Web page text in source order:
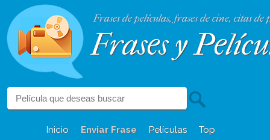
Frases de películas, frases de cine, citas de
Frases y
Inicio Enviar Frase Películas
Top